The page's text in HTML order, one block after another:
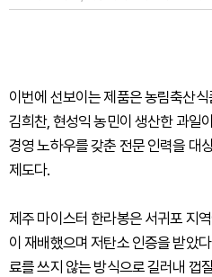
이번에 선보이는 제품은 농림축산
김희찬, 현성익 농민이 생산한 과일
경영 노하우를 갖춘 전문 인력을 대
제도다.
제주 마이스터 한라봉은 서귀포 지
이 재배했으며 저탄소 인증을 받았
료를 쓰지 않는 방식으로 길러내 껍